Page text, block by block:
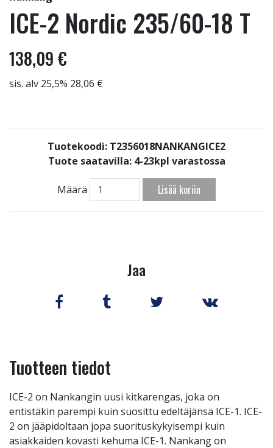
ICE-2 Nordic 235/60-18 T
138,09 €
sis. alv 25,5% 28,06 €
Tuotekoodi: T2356018NANKANGICE2
Tuote saatavilla: 4-23kpl varastossa
Määrä Lisää koriin
Jaa
Tuotteen tiedot
ICE-2 on Nankangin uusi kitkarengas, joka on
entistäkin parempi kuin suosittu edeltäjänsä ICE-1. ICE-
2 on jääpidoltaan jopa suorituskykyisempi kuin
asiakkaiden kovasti kehuma ICE-1. Nankang on